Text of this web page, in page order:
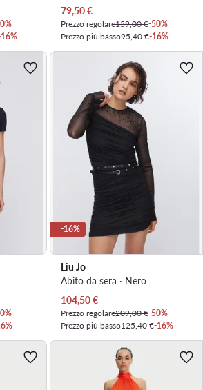
Prezzo attuale
79,50€
Prezzo regolare159,00 €-50%
Prezzo più basso95,40 €-16%
-16%
Liu Jo
Abito da sera · Nero
Prezzo attuale
104,50€
Prezzo regolare209,00 €-50%
Prezzo più basso125,40 €-16%